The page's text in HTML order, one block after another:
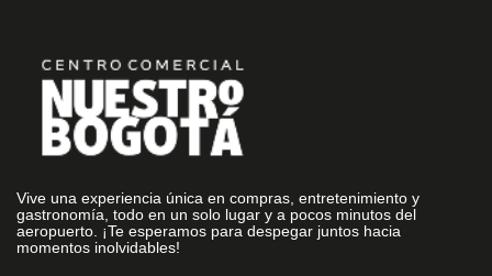
Vive una experiencia única en compras, entretenimiento y
gastronomía, todo en un solo lugar y a pocos minutos del
aeropuerto. ¡Te esperamos para despegar juntos hacia
momentos inolvidables!